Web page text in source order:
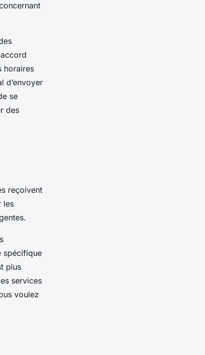
horaires
d’envoyer
se
des
reçoivent
les
spécifique
plus
services
voulez